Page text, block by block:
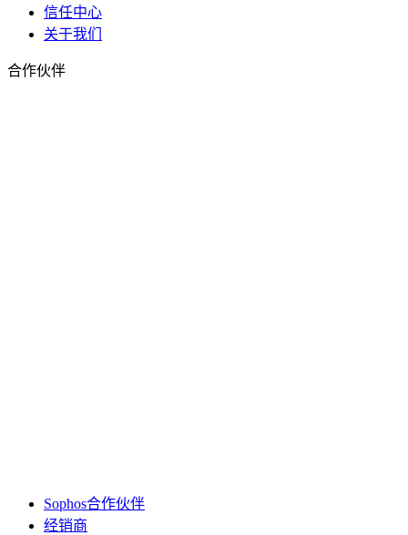
信任中心
关于我们
合作伙伴
Sophos合作伙伴
经销商